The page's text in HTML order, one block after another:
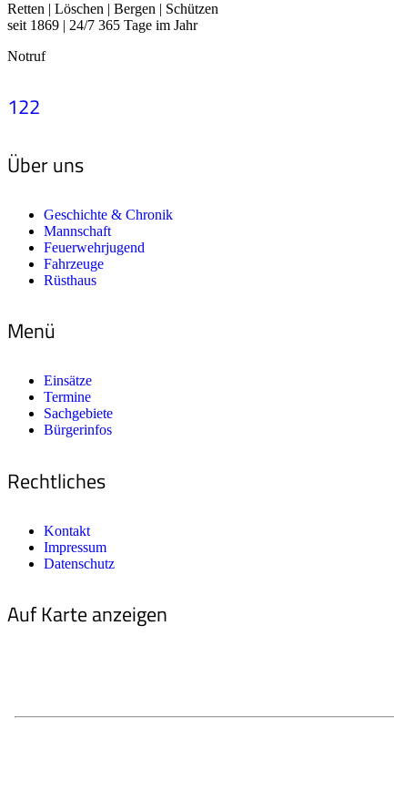
Retten | Löschen | Bergen | Schützen
seit 1869 | 24/7 365 Tage im Jahr
Notruf
122
Über uns
Geschichte & Chronik
Mannschaft
Feuerwehrjugend
Fahrzeuge
Rüsthaus
Menü
Einsätze
Termine
Sachgebiete
Bürgerinfos
Rechtliches
Kontakt
Impressum
Datenschutz
Auf Karte anzeigen